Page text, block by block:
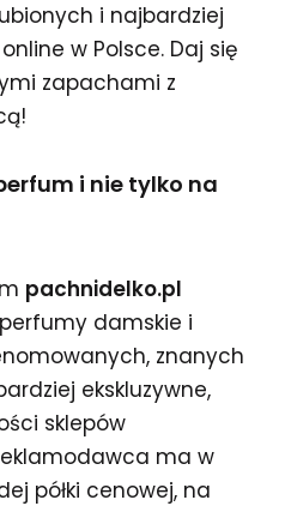
i najbardziej
w Polsce. Daj się
zapachami z
i nie tylko na
pachnidelko.pl
damskie i
znanych
ekskluzywne,
sklepów
ma w
półki cenowej, na